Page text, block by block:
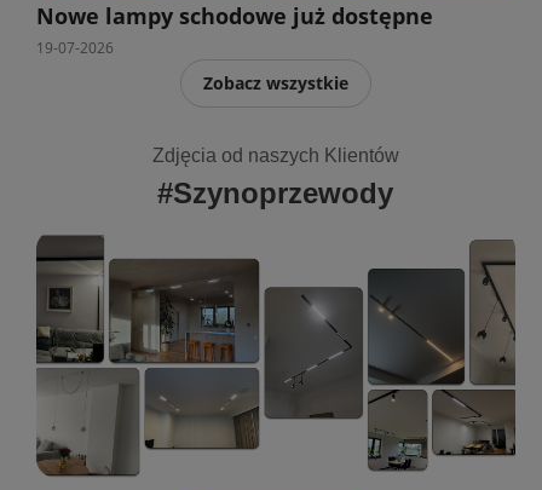
Nowe lampy schodowe już dostępne
19-07-2026
Zobacz wszystkie
Zdjęcia od naszych Klientów
#Szynoprzewody